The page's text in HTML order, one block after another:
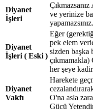
Diyanet
İşleri
ve yerinize
Diyanet
İşleri ( Eski )
Eğer
pek elem
sizden başka
her şeye
Diyanet
Vakfı
Harekete
O'na asla
Gücü